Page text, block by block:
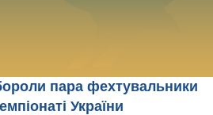
пара фехтувальники
України